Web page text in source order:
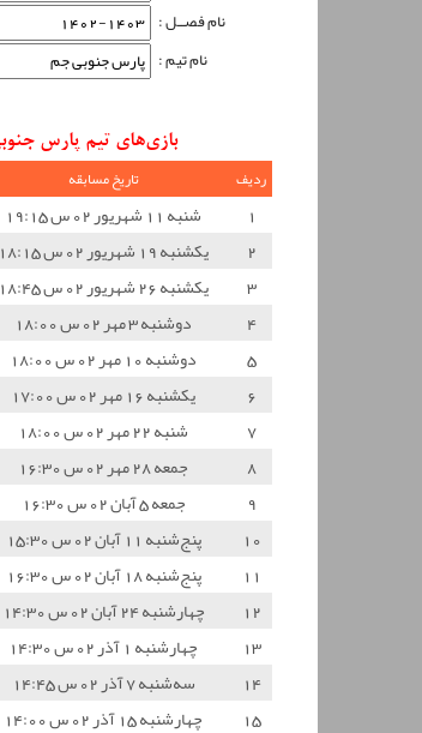
نام فصــل :
نام تیم :
بازی‌های تیم پارس جنوبی جم
ردیف تاریخ مسابقه
1 شنبه 11 شهریور 02 س 19:15
2
یکشنبه 19 شهریور 02 س 18:15
3
یکشنبه 26 شهریور 02 س 18:45
4
دوشنبه 3 مهر 02 س 18:00
5
دوشنبه 10 مهر 02 س 18:00
6
یکشنبه 16 مهر 02 س 17:00
7
شنبه 22 مهر 02 س 18:00
8
جمعه 28 مهر 02 س 16:30
9
جمعه 5 آبان 02 س 16:30
10
پنج‌شنبه 11 آبان 02 س 15:30
11
پنج‌شنبه 18 آبان 02 س 16:30
12
چهارشنبه 24 آبان 02 س 14:30
13
چهارشنبه 1 آذر 02 س 14:30
14
سه‌شنبه 7 آذر 02 س 14:45
15
چهارشنبه 15 آذر 02 س 14:00